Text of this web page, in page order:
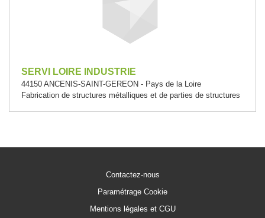
SERVI LOIRE INDUSTRIE
44150 ANCENIS-SAINT-GEREON - Pays de la Loire
Fabrication de structures métalliques et de parties de structures
Contactez-nous
Paramétrage Cookie
Mentions légales et CGU